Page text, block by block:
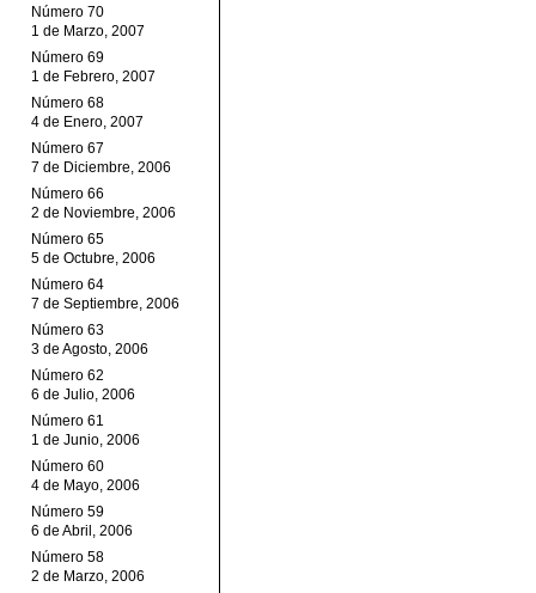
Número 70
1 de Marzo, 2007
Número 69
1 de Febrero, 2007
Número 68
4 de Enero, 2007
Número 67
7 de Diciembre, 2006
Número 66
2 de Noviembre, 2006
Número 65
5 de Octubre, 2006
Número 64
7 de Septiembre, 2006
Número 63
3 de Agosto, 2006
Número 62
6 de Julio, 2006
Número 61
1 de Junio, 2006
Número 60
4 de Mayo, 2006
Número 59
6 de Abril, 2006
Número 58
2 de Marzo, 2006